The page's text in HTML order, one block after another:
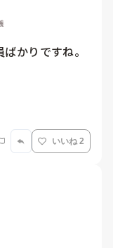
かりですね。
いいね 2